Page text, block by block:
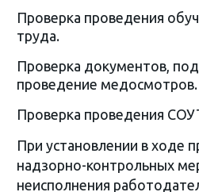
Проверка проведения
труда.
Проверка документов,
проведение медосмотров.
Проверка проведения
При установлении в ходе
надзорно-контрольных
неисполнения